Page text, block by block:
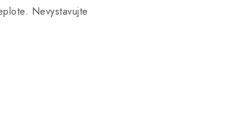
Nevystavujte